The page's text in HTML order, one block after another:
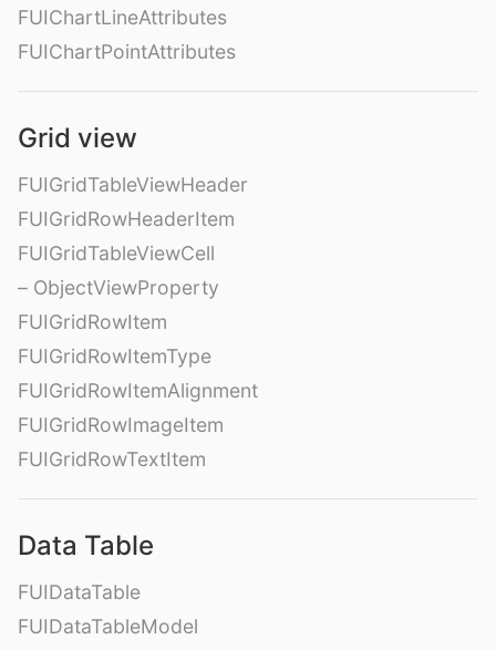
FUIChartLineAttributes
FUIChartPointAttributes
Grid view
FUIGridTableViewHeader
FUIGridRowHeaderItem
FUIGridTableViewCell
– ObjectViewProperty
FUIGridRowItem
FUIGridRowItemType
FUIGridRowItemAlignment
FUIGridRowImageItem
FUIGridRowTextItem
Data Table
FUIDataTable
FUIDataTableModel